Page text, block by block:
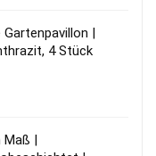
|
4 Stück
Maß |